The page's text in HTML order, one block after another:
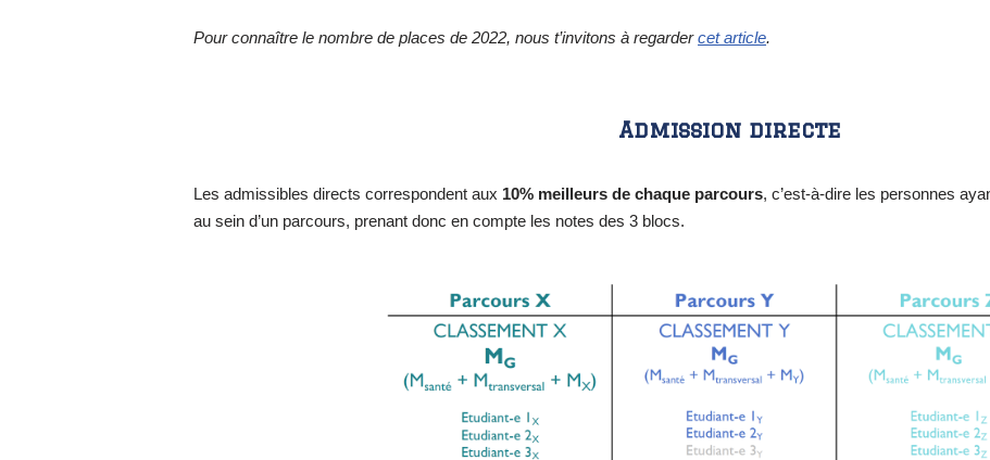
Pour connaître le nombre de places de 2022, nous t’invitons à regardercet article.
Admission directe
Les admissibles directs correspondent aux 10% meilleurs de chaque parcours, c’est-à-dire les personnes
au sein d’un parcours, prenant donc en compte les notes des 3 blocs.